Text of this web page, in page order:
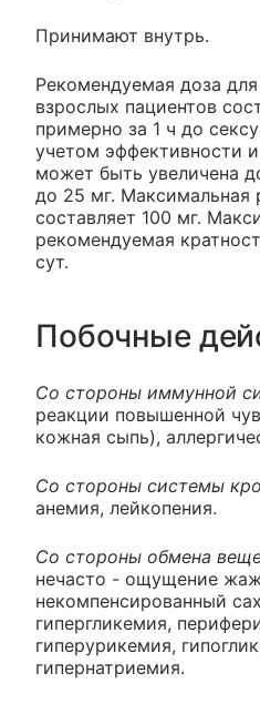
Принимают внутрь.
Рекомендуемая доза
взрослых пациентов
примерно за 1 ч до
учетом эффективности
может быть увеличена
до 25 мг. Максимальная
составляет 100 мг.
рекомендуемая
сут.
Побочные
Со стороны иммунной
реакции повышенной
кожная сыпь),
Со стороны системы
анемия, лейкопения.
Со стороны обмена
нечасто - ощущение
некомпенсированный
гипергликемия,
гиперурикемия,
гипернатриемия.